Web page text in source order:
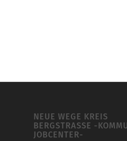
NEUE WEGE KREIS
BERGSTRASSE -
OBCENTER-